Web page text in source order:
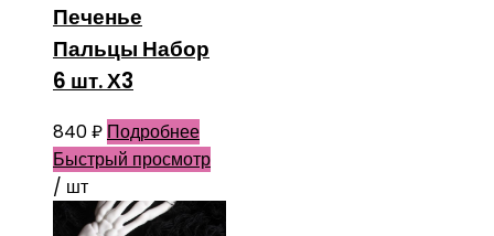
Печенье
Пальцы Набор
6 шт. Х3
840₽ Подробнее
Быстрый просмотр
/ шт